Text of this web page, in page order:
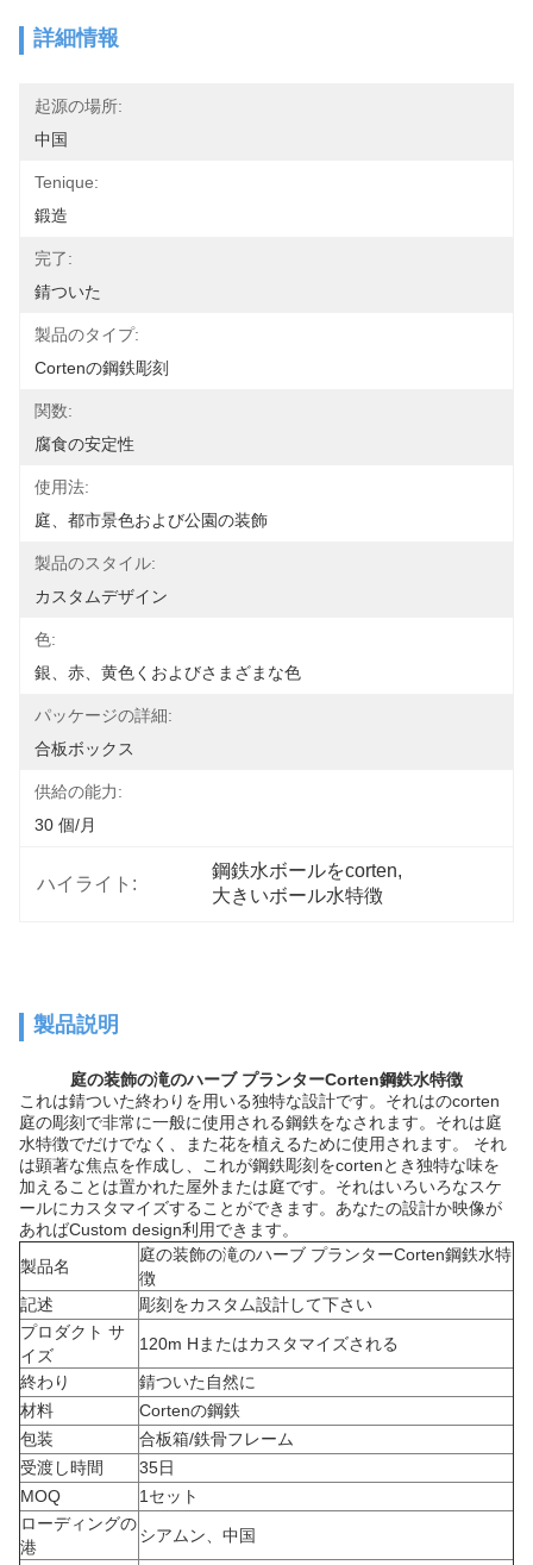
詳細情報
起源の場所:
中国
Tenique:
鍛造
完了:
錆ついた
製品のタイプ:
Cortenの鋼鉄彫刻
関数:
腐食の安定性
使用法:
庭、都市景色および公園の装飾
製品のスタイル:
カスタムデザイン
色:
銀、赤、黄色くおよびさまざまな色
パッケージの詳細:
合板ボックス
供給の能力:
30 個/月
ハイライト:
鋼鉄水ボールをcorten,
大きいボール水特徴
製品説明
庭の装飾の滝のハーブ プランターCorten鋼鉄水特徴
これは錆ついた終わりを用いる独特な設計です。それはのcorten
庭の彫刻で非常に一般に使用される鋼鉄をなされます。それは庭
水特徴でだけでなく、また花を植えるために使用されます。 それ
は顕著な焦点を作成し、これが鋼鉄彫刻をcortenとき独特な味を
加えることは置かれた屋外または庭です。それはいろいろなスケ
ールにカスタマイズすることができます。あなたの設計か映像が
あればCustom design利用できます。
製品名
庭の装飾の滝のハーブ プランターCorten鋼鉄水特
徴
記述
彫刻をカスタム設計して下さい
プロダクト サ
イズ
120m Hまたはカスタマイズされる
終わり
錆ついた自然に
材料
Cortenの鋼鉄
包装
合板箱/鉄骨フレーム
受渡し時間
35日
MOQ
1セット
ローディングの
港
シアムン、中国